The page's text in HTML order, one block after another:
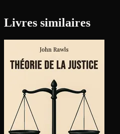
Livres similaires